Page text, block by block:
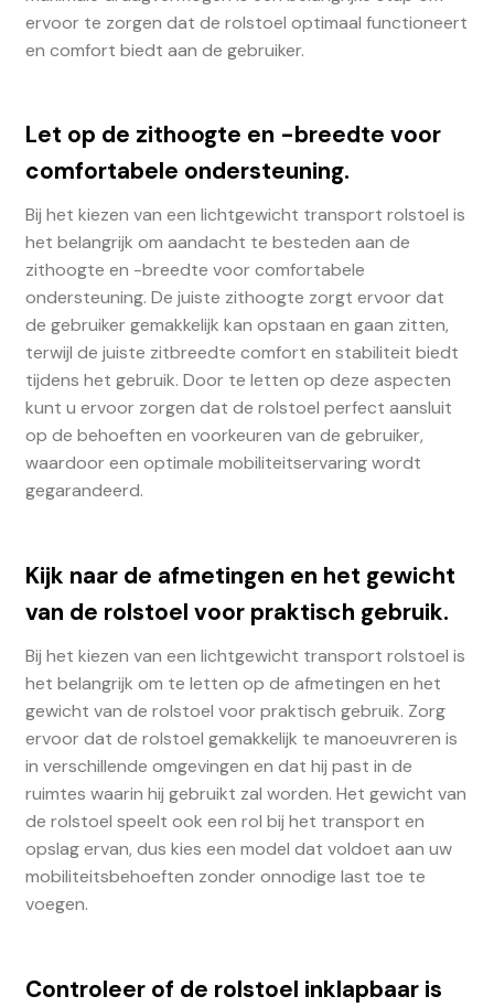
ervoor te zorgen dat de rolstoel optimaal functioneert
en comfort biedt aan de gebruiker.
Let op de zithoogte en -breedte voor
comfortabele ondersteuning.
Bij het kiezen van een lichtgewicht transport rolstoel is
het belangrijk om aandacht te besteden aan de
zithoogte en -breedte voor comfortabele
ondersteuning. De juiste zithoogte zorgt ervoor dat
de gebruiker gemakkelijk kan opstaan en gaan zitten,
terwijl de juiste zitbreedte comfort en stabiliteit biedt
tijdens het gebruik. Door te letten op deze aspecten
kunt u ervoor zorgen dat de rolstoel perfect aansluit
op de behoeften en voorkeuren van de gebruiker,
waardoor een optimale mobiliteitservaring wordt
gegarandeerd.
Kijk naar de afmetingen en het gewicht
van de rolstoel voor praktisch gebruik.
Bij het kiezen van een lichtgewicht transport rolstoel is
het belangrijk om te letten op de afmetingen en het
gewicht van de rolstoel voor praktisch gebruik. Zorg
ervoor dat de rolstoel gemakkelijk te manoeuvreren is
in verschillende omgevingen en dat hij past in de
ruimtes waarin hij gebruikt zal worden. Het gewicht van
de rolstoel speelt ook een rol bij het transport en
opslag ervan, dus kies een model dat voldoet aan uw
mobiliteitsbehoeften zonder onnodige last toe te
voegen.
Controleer of de rolstoel inklapbaar is